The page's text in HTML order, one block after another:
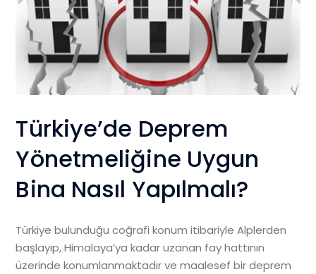
Türkiye’de Deprem
Yönetmeliğine Uygun
Bina Nasıl Yapılmalı?
Türkiye bulunduğu coğrafi konum itibariyle Alplerden
başlayıp, Himalaya’ya kadar uzanan fay hattının
üzerinde konumlanmaktadır ve maalesef bir deprem